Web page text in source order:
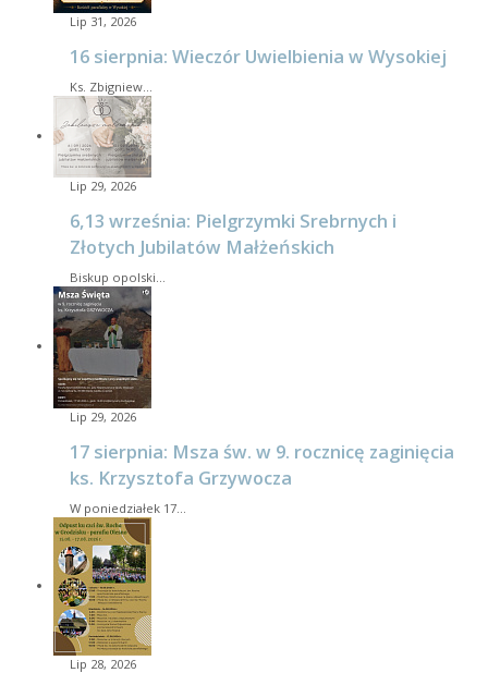
Lip 31, 2026
16 sierpnia: Wieczór Uwielbienia w Wysokiej
Ks. Zbigniew…
Lip 29, 2026
6,13 września: Pielgrzymki Srebrnych i
Złotych Jubilatów Małżeńskich
Biskup opolski…
Lip 29, 2026
17 sierpnia: Msza św. w 9. rocznicę zaginięcia
ks. Krzysztofa Grzywocza
W poniedziałek 17…
Lip 28, 2026